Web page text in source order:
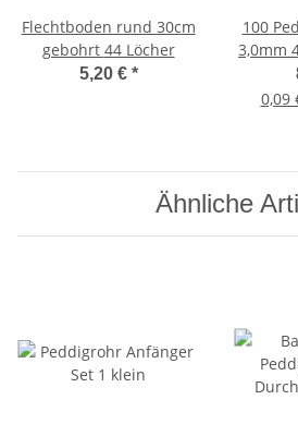
Flechtboden rund 30cm
gebohrt 44 Löcher
5,20 € *
100
3,0mm
0,09
Ähnliche